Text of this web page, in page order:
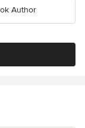
Author